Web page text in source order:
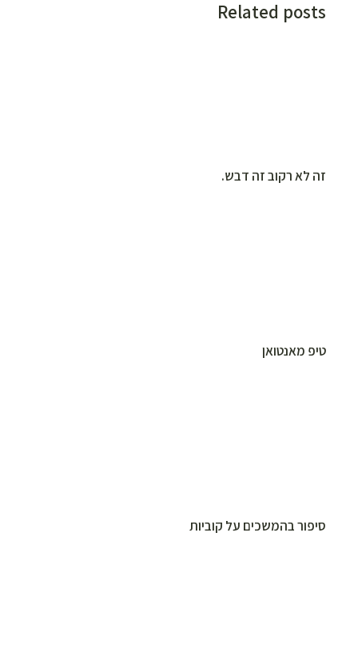
Related posts
זה לא רקוב זה דבש.
טיפ מאנטואן
סיפור בהמשכים על קוביות